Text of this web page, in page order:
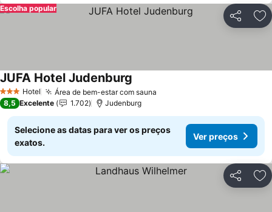
Partilhar
Escolha popular
3 EstrelasHotel Área de bem-estar com sauna
JUFA Hotel Judenburg
8,5 Excelente 1.702 Judenburg
Selecione as datas para ver os preços
exatos.
Ver preços
Partilhar